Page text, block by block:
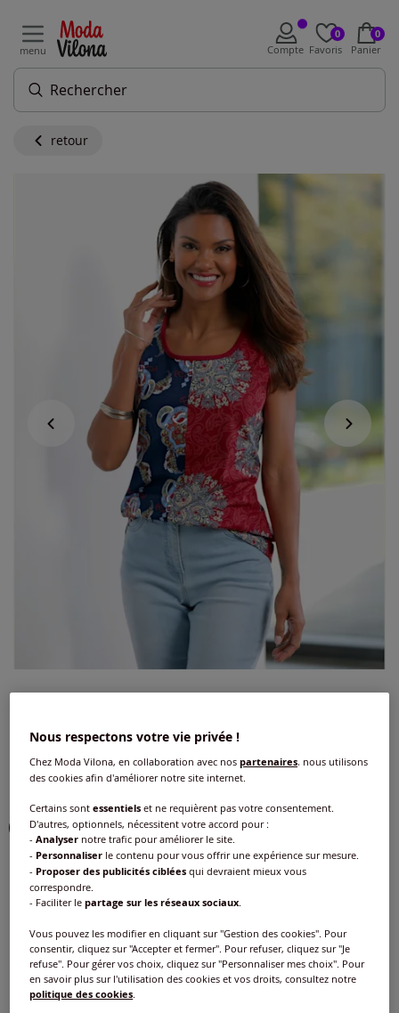
menu Compte
0
Favoris
0
Panier
retour
Réf : 221.025.073 4.4 /
Taille :
Veuillez sélectionner une taille
40 -En stock
42 -Disponible dans 1 semaine
Guide des tailles
20€
Nous respectons votre vie privée !
Chez Moda Vilona, en collaboration avec nospartenaires, nous utilisons
des cookies afin d'améliorer notre site internet.
Certains sontessentiels et ne requièrent pas votre consentement.
D'autres, optionnels, nécessitent votre accord pour :
-Analyser notre trafic pour améliorer le site.
- Personnaliser le contenu pour vous offrir une expérience sur mesure.
- Proposer des publicités ciblées qui devraient mieux vous
correspondre.
- Faciliter lepartage sur les réseaux sociaux
Vous pouvez les modifier en cliquant sur "Gestion des cookies". Pour
consentir, cliquez sur "Accepter et fermer". Pour refuser, cliquez sur "Je
refuse". Pour gérer vos choix, cliquez sur "Personnaliser mes choix". Pour
en savoir plus sur l'utilisation des cookies et vos droits, consultez notre
politique des cookies